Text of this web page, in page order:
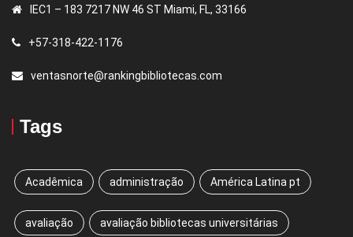
IEC1 – 183 7217 NW 46 ST Miami, FL, 33166
+57-318-422-1176
ventasnorte@rankingbibliotecas.com
Tags
Acadêmica administração América Latina pt
avaliação avaliação bibliotecas universitárias